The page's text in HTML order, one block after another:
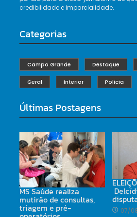
credibilidade e imparcialidade.
Categorias
Campo Grande Destaque
Geral Interior Polícia
Últimas Postagens
MS Saúde realiza
mutirão de consultas,
triagem e pré- 07/